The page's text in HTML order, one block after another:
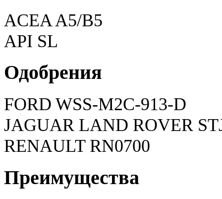
ACEA A5/B5
API SL
Одобрения
FORD WSS-M2C-913-D
JAGUAR LAND ROVER
RENAULT RN0700
Преимущества